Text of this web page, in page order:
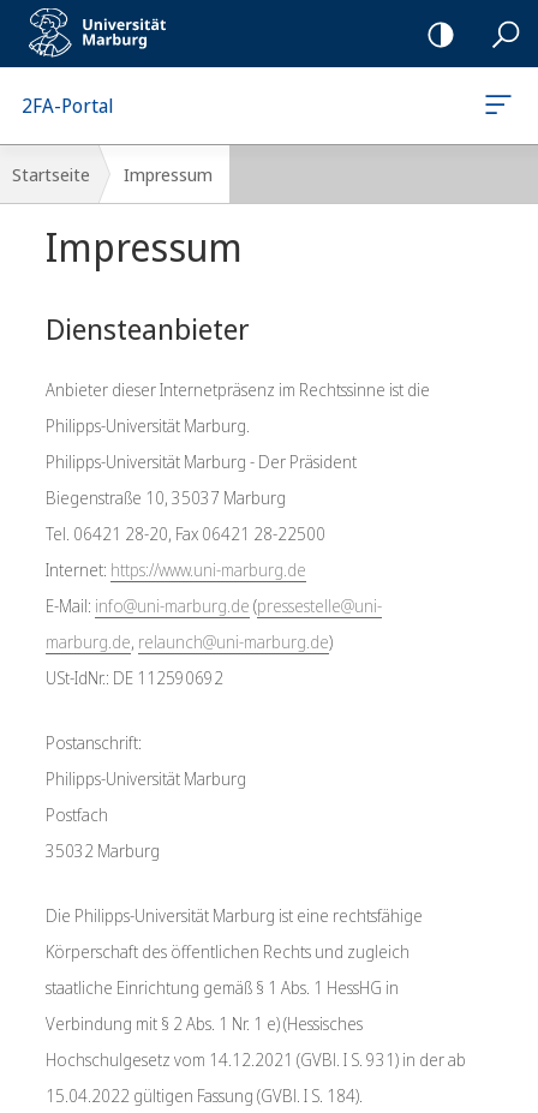
Mobile-
Navigation
2FA-Portal
Breadcrumb-
Navigation
Startseite Impressum
Impressum
Diensteanbieter
Anbieter dieser Internetpräsenz im Rechtssinne ist die
Philipps-Universität Marburg.
Philipps-Universität Marburg - Der Präsident
Biegenstraße 10, 35037 Marburg
Tel. 06421 28-20, Fax 06421 28-22500
Internet: https://www.uni-marburg.de
E-Mail: info@uni-marburg.de (pressestelle@uni-
marburg.de, relaunch@uni-marburg.de)
USt-IdNr.: DE 112590692
Postanschrift:
Philipps-Universität Marburg
Postfach
35032 Marburg
Die Philipps-Universität Marburg ist eine rechtsfähige
Körperschaft des öffentlichen Rechts und zugleich
staatliche Einrichtung gemäß § 1 Abs. 1 HessHG in
Verbindung mit § 2 Abs. 1 Nr. 1 e) (Hessisches
Hochschulgesetz vom 14.12.2021 (GVBl. I S. 931) in der ab
15.04.2022 gültigen Fassung (GVBl. I S. 184).